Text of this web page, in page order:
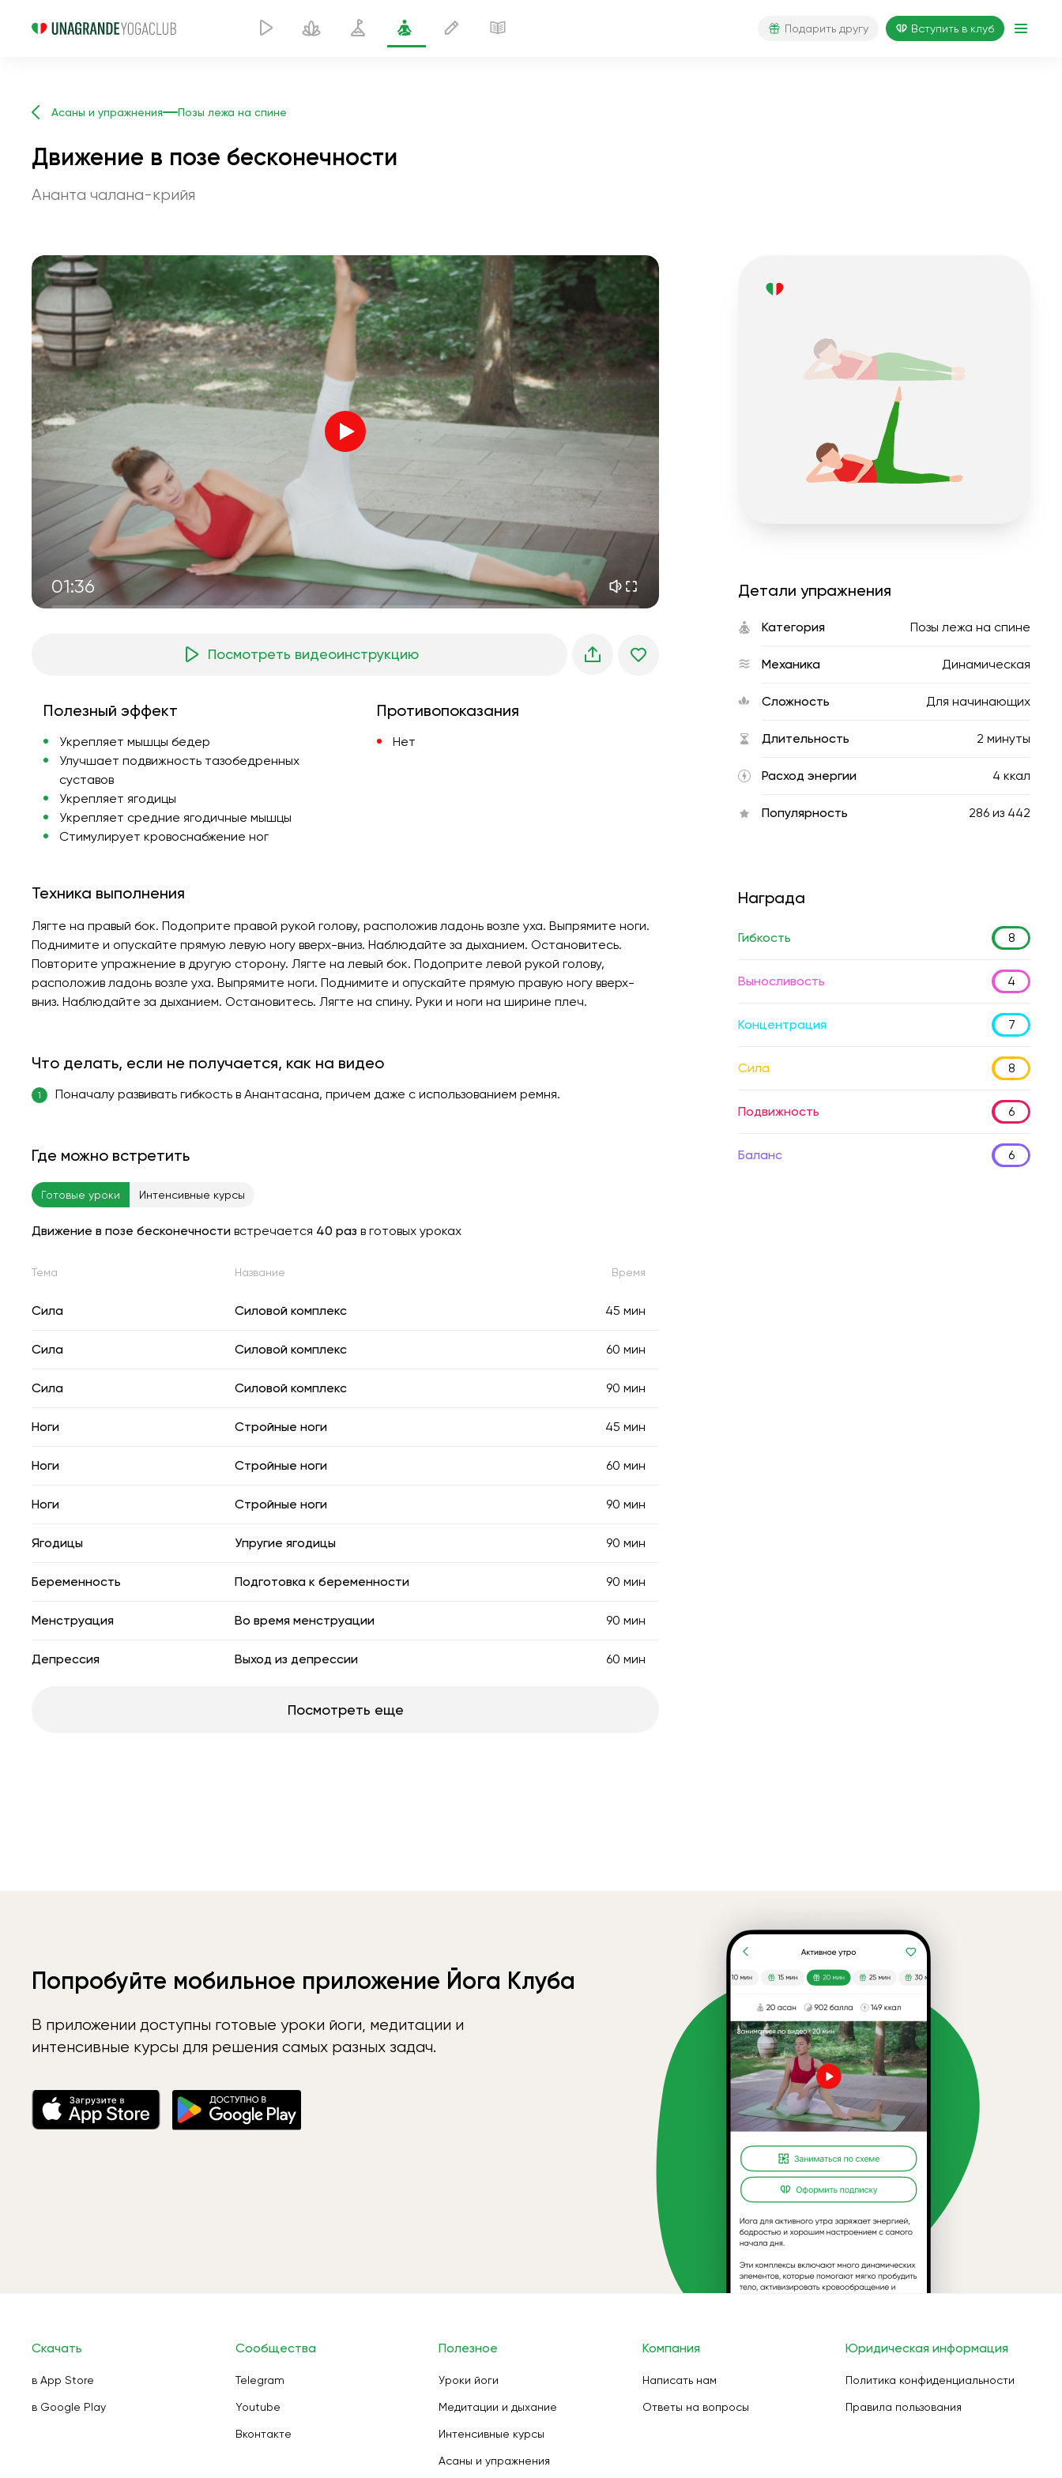
Подарить другу Вступить в клуб
Асаны и упражнения Позы лежа на спине
Движение в позе бесконечности
Ананта чалана-крийя
01:36
полёт души
внутренний покой
утренние грёзы
лесная прохлада 05:00
горная тишина
морской бриз
голос ветра 02:00
весенний лес 02:00
Посмотреть видеоинструкцию
Полезный эффект
Укрепляет мышцы бедер
Улучшает подвижность тазобедренных
суставов
Укрепляет ягодицы
Укрепляет средние ягодичные мышцы
Стимулирует кровоснабжение ног
Противопоказания
Нет
Техника выполнения
Лягте на правый бок. Подоприте правой рукой голову, расположив ладонь возле уха. Выпрямите ноги.
Поднимите и опускайте прямую левую ногу вверх-вниз. Наблюдайте за дыханием. Остановитесь.
Повторите упражнение в другую сторону. Лягте на левый бок. Подоприте левой рукой голову,
расположив ладонь возле уха. Выпрямите ноги. Поднимите и опускайте прямую правую ногу вверх-
вниз. Наблюдайте за дыханием. Остановитесь. Лягте на спину. Руки и ноги на ширине плеч.
Что делать, если не получается, как на видео
1 Поначалу развивать гибкость в Анантасана, причем даже с использованием ремня.
Где можно встретить
Готовые уроки Интенсивные курсы
Движение в позе бесконечности встречается 40 раз в готовых уроках
Тема Название Время
Сила Силовой комплекс 45 мин
Сила Силовой комплекс 60 мин
Сила Силовой комплекс 90 мин
Ноги Стройные ноги 45 мин
Ноги Стройные ноги 60 мин
Ноги Стройные ноги 90 мин
Ягодицы Упругие ягодицы 90 мин
Беременность Подготовка к беременности 90 мин
Менструация Во время менструации 90 мин
Депрессия Выход из депрессии 60 мин
Посмотреть еще
Детали упражнения
Категория Позы лежа на спине
Механика Динамическая
Сложность Для начинающих
Длительность 2 минуты
Расход энергии 4 ккал
Популярность 286 из 442
Награда
Гибкость 8
Выносливость 4
Концентрация 7
Сила 8
Подвижность 6
Баланс 6
Попробуйте мобильное приложение Йога Клуба
В приложении доступны готовые уроки йоги, медитации и
интенсивные курсы для решения самых разных задач.
Скачать
в App Store
в Google Play
Сообщества
Telegram
Youtube
Вконтакте
Полезное
Уроки йоги
Медитации и дыхание
Интенсивные курсы
Асаны и упражнения
Компания
Написать нам
Ответы на вопросы
Юридическая информация
Политика конфиденциальности
Правила пользования